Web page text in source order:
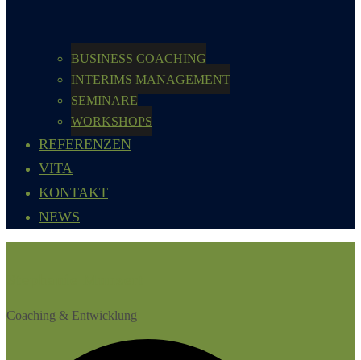
BUSINESS COACHING
INTERIMS MANAGEMENT
SEMINARE
WORKSHOPS
REFERENZEN
VITA
KONTAKT
NEWS
Coaching & Entwicklung